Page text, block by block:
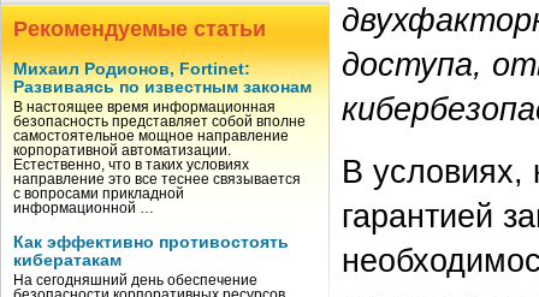
Рекомендуемые статьи
Михаил Родионов, Fortinet:
Развиваясь по известным законам
В настоящее время информационная
безопасность представляет собой вполне
самостоятельное мощное направление
корпоративной автоматизации.
Естественно, что в таких условиях
направление это все теснее связывается
с вопросами прикладной
информационной …
Как эффективно противостоять
кибератакам
На сегодняшний день обеспечение
доступа,
В условиях,
гарантией